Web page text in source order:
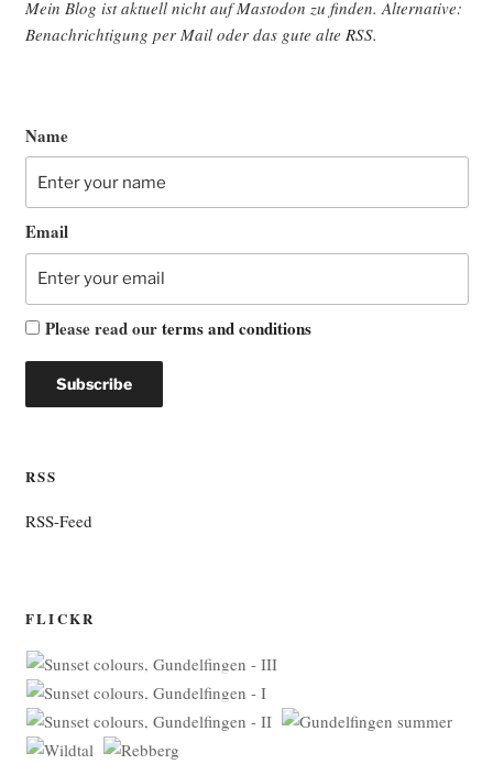
Mein Blog ist aktu­ell nicht auf Mast­o­don zu fin­den. Alter­na­ti­ve:
Benach­rich­ti­gung per Mail oder das gute alte RSS.
Name
Email
Please read ourterms and conditions
RSS
RSS-Feed
FLICKR